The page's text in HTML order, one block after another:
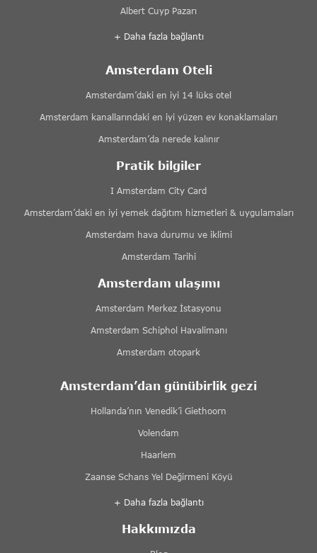
Albert Cuyp Pazarı
+ Daha fazla bağlantı
Amsterdam Oteli
Amsterdam’daki en iyi 14 lüks otel
Amsterdam kanallarındaki en iyi yüzen ev konaklamaları
Amsterdam’da nerede kalınır
Pratik bilgiler
I Amsterdam City Card
Amsterdam’daki en iyi yemek dağıtım hizmetleri & uygulamaları
Amsterdam hava durumu ve iklimi
Amsterdam Tarihi
Amsterdam ulaşımı
Amsterdam Merkez İstasyonu
Amsterdam Schiphol Havalimanı
Amsterdam otopark
Amsterdam’dan günübirlik gezi
Hollanda’nın Venedik’i Giethoorn
Volendam
Haarlem
Zaanse Schans Yel Değirmeni Köyü
+ Daha fazla bağlantı
Hakkımızda